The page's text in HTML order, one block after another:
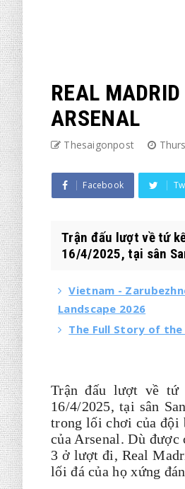
REAL
ARSENAL
Thesaigonpost
Facebook
Trận đấu lượt về tứ
16/4/2025, tại sân
Vietnam -
Landscape 2026
The Full Story of the
Trận đấu lượt về tứ
16/4/2025, tại sân
trong lối chơi của đội
của Arsenal. Dù
3 ở lượt đi, Real
lối đá của họ xứng